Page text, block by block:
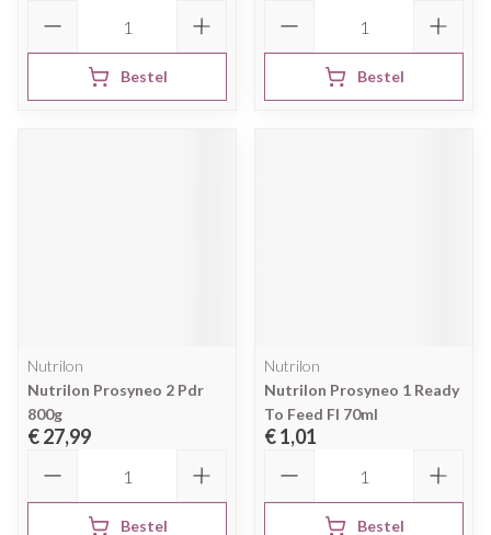
Bestel Bestel
Nutrilon
Nutrilon Prosyneo 2 Pdr
800g
€ 27,99
Bestel
Nutrilon
Nutrilon Prosyneo 1 Ready
To Feed Fl 70ml
€ 1,01
Bestel